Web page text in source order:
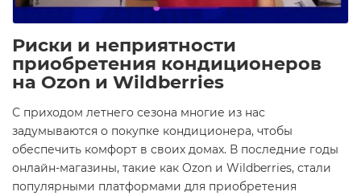
Риски и неприятности
приобретения кондиционеров
на Ozon и Wildberries
С приходом летнего сезона многие из нас
задумываются о покупке кондиционера, чтобы
обеспечить комфорт в своих домах. В последние годы
онлайн-магазины, такие как Ozon и Wildberries, стали
популярными платформами для приобретения